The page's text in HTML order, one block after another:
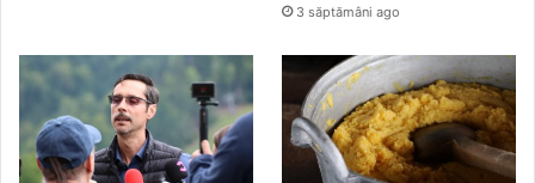
3 săptămâni ago